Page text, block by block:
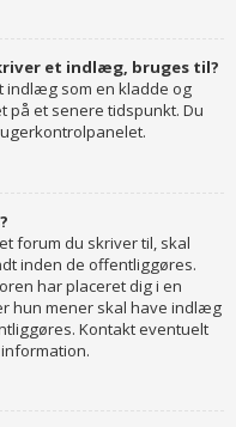
et indlæg, bruges til?
indlæg som en kladde og
et senere tidspunkt. Du
forum du skriver til, skal
inden de offentliggøres.
har placeret dig i en
hun mener skal have indlæg
Kontakt eventuelt